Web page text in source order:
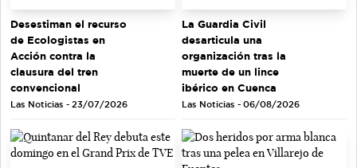
Desestiman el recurso
de Ecologistas en
Acción contra la
clausura del tren
convencional
Las Noticias - 23/07/2026
La Guardia Civil
desarticula una
organización tras la
muerte de un lince
ibérico en Cuenca
Las Noticias - 06/08/2026